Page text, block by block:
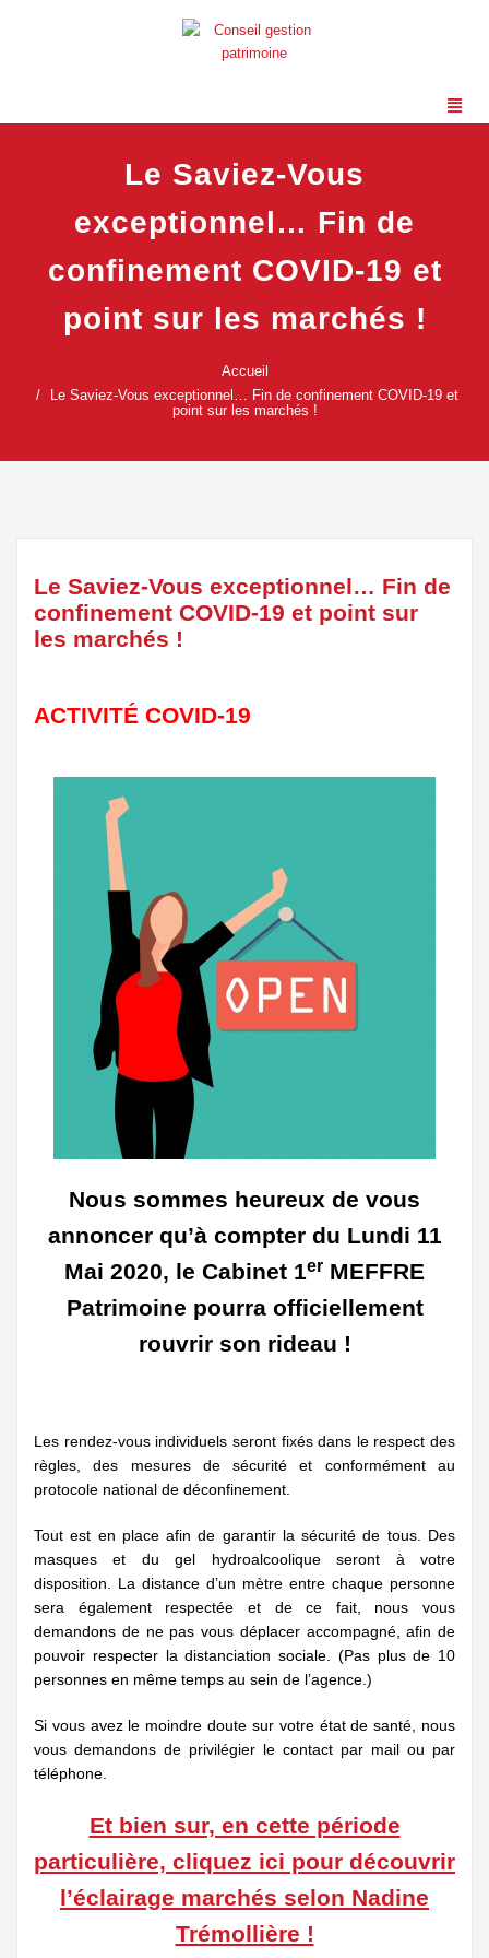
Le Saviez-Vous
exceptionnel… Fin de
confinement COVID-19 et
point sur les marchés !
Accueil
Le Saviez-Vous exceptionnel… Fin de confinement COVID-19 et
point sur les marchés !
Le Saviez-Vous exceptionnel… Fin de
confinement COVID-19 et point sur
les marchés !
ACTIVITÉ COVID-19
Nous sommes heureux de vous
annoncer qu’à compter du Lundi 11
Mai 2020, le Cabinet 1er MEFFRE
Patrimoine pourra officiellement
rouvrir son rideau !
Les rendez-vous individuels seront fixés dans le respect des
règles, des mesures de sécurité et conformément au
protocole national de déconfinement.
Tout est en place afin de garantir la sécurité de tous. Des
masques et du gel hydroalcoolique seront à votre
disposition. La distance d’un mètre entre chaque personne
sera également respectée et de ce fait, nous vous
demandons de ne pas vous déplacer accompagné, afin de
pouvoir respecter la distanciation sociale. (Pas plus de 10
personnes en même temps au sein de l’agence.)
Si vous avez le moindre doute sur votre état de santé, nous
vous demandons de privilégier le contact par mail ou par
téléphone.
Et bien sur, en cette période
particulière, cliquez ici pour découvrir
l’éclairage marchés selon Nadine
Trémollière !